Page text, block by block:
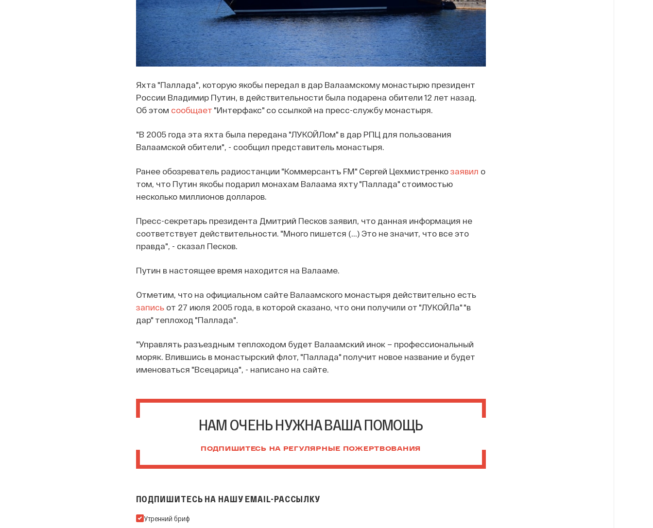
Яхта "Паллада", которую якобы передал в дар Валаамскому монастырю президент
России Владимир Путин, в действительности была подарена обители 12 лет назад.
Об этом сообщает "Интерфакс" со ссылкой на пресс-службу монастыря.
"В 2005 года эта яхта была передана "ЛУКОЙЛом" в дар РПЦ для пользования
Валаамской обители", - сообщил представитель монастыря.
Ранее обозреватель радиостанции "Коммерсантъ FM" Сергей Цехмистренко заявил о
том, что Путин якобы подарил монахам Валаама яхту "Паллада" стоимостью
несколько миллионов долларов.
Пресс-секретарь президента Дмитрий Песков заявил, что данная информация не
соответствует действительности. "Много пишется (...) Это не значит, что все это
правда", - сказал Песков.
Путин в настоящее время находится на Валааме.
Отметим, что на официальном сайте Валаамского монастыря действительно есть
записьот 27 июля 2005 года, в которой сказано, что они получили от "ЛУКОЙЛа" "в
дар" теплоход "Паллада".
"Управлять разъездным теплоходом будет Валаамский инок – профессиональный
моряк. Влившись в монастырский флот, "Паллада" получит новое название и будет
именоваться "Всецарица", - написано на сайте.
НАМ ОЧЕНЬ НУЖНА ВАША ПОМОЩЬ
ПОДПИШИТЕСЬ НА РЕГУЛЯРНЫЕ ПОЖЕРТВОВАНИЯ
ПОДПИШИТЕСЬ НА НАШУ EMAIL-РАССЫЛКУ
Подпишитесь на нашу Email-рассылку
Утренний бриф